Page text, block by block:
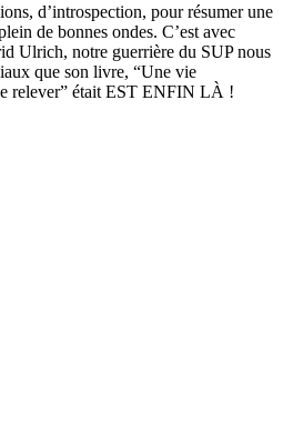
d’introspection, pour résumer une
de bonnes ondes. C’est avec
Ulrich, notre guerrière du SUP nous
que son livre, “Une vie
relever” était EST ENFIN LÀ !